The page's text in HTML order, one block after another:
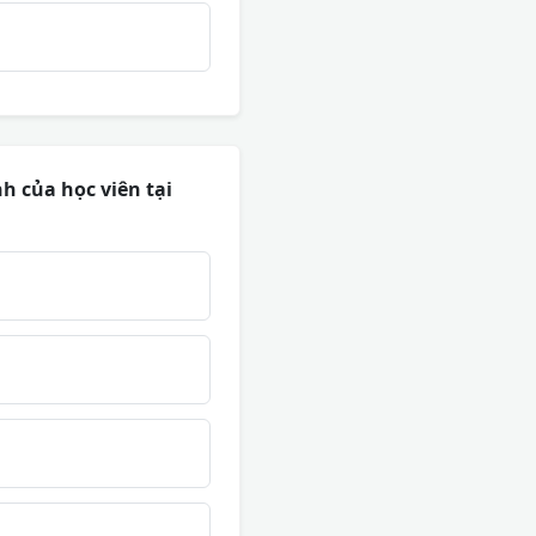
của học viên tại